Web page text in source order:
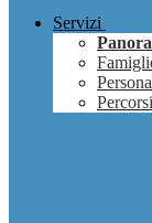
Servizi